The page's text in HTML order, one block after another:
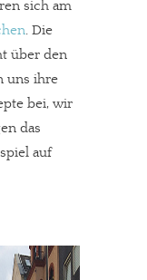
sich am
. Die
über den
uns ihre
bei, wir
das
auf